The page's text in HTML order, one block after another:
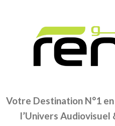
Votre Destination N°1
l’Univers Audiovisuel